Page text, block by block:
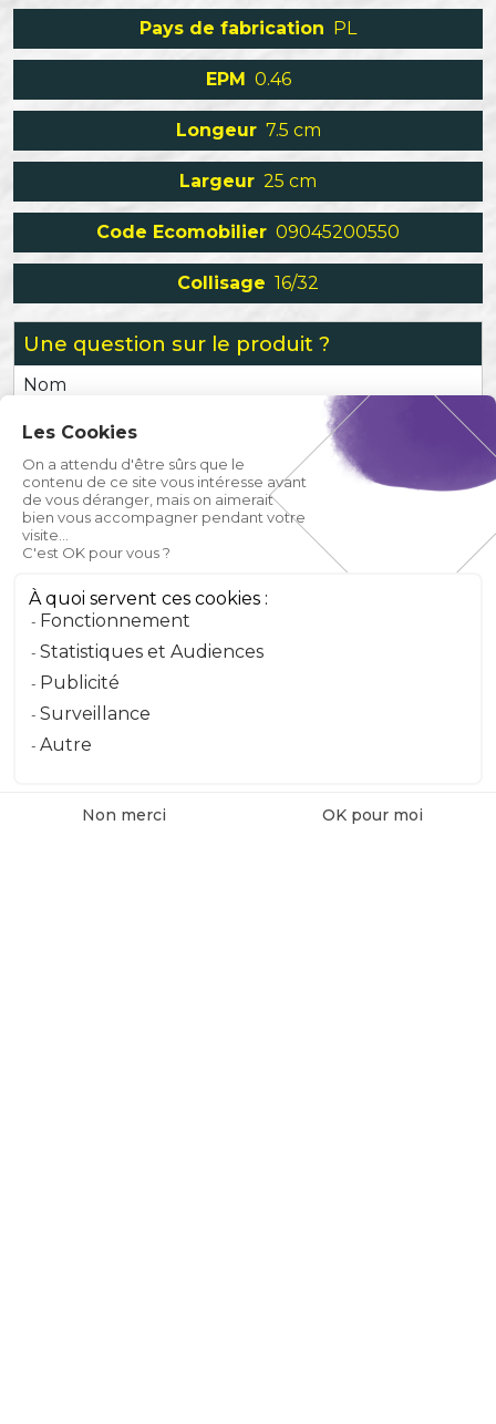
Pays de fabrication PL
EPM 0.46
Longeur 7.5 cm
Largeur 25 cm
Code Ecomobilier 09045200550
Collisage 16/32
Une question sur le produit ?
Nom
Prénom
Email
Téléphone
Message
Les Cookies
On a attendu d'être sûrs que le
contenu de ce site vous intéresse avant
de vous déranger, mais on aimerait
bien vous accompagner pendant votre
visite...
C'est OK pour vous ?
À quoi servent ces cookies :
Fonctionnement
Statistiques et Audiences
Publicité
Surveillance
Autre
Non merci OK pour moi